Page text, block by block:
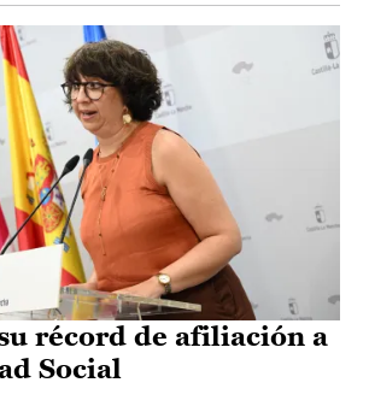
récord de afiliación a
Social